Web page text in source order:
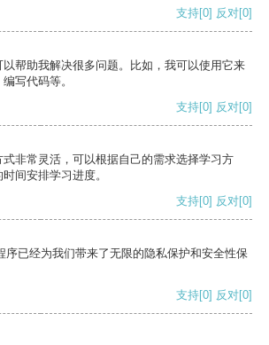
支持[0] 反对[0]
帮助我解决很多问题。比如，我可以使用它来
写代码等。
支持[0] 反对[0]
非常灵活，可以根据自己的需求选择学习方
间安排学习进度。
支持[0] 反对[0]
序已经为我们带来了无限的隐私保护和安全性保
支持[0] 反对[0]